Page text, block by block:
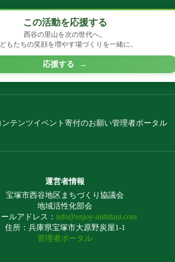
この活動を応援する
西谷の里山を次の世代へ。
もたちの笑顔を増やす場づくりを一緒に。
応援する →
ンテンツイベント 寄付のお願い管理者ポータル
運営者情報
宝塚市西谷地区まちづくり協議会
地域活性化部会
ールアドレス： info@enjoy-nishitani.com
住所：兵庫県宝塚市大原野炭屋1-1
管理者ポータル